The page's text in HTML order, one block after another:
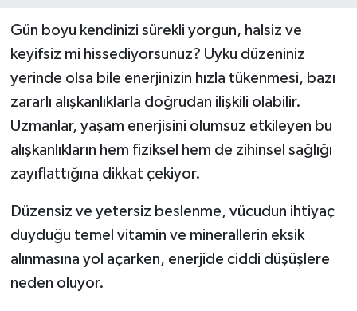
Gün boyu kendinizi sürekli yorgun, halsiz ve
keyifsiz mi hissediyorsunuz? Uyku düzeniniz
yerinde olsa bile enerjinizin hızla tükenmesi, bazı
zararlı alışkanlıklarla doğrudan ilişkili olabilir.
Uzmanlar, yaşam enerjisini olumsuz etkileyen bu
alışkanlıkların hem fiziksel hem de zihinsel sağlığı
zayıflattığına dikkat çekiyor.
Düzensiz ve yetersiz beslenme, vücudun ihtiyaç
duyduğu temel vitamin ve minerallerin eksik
alınmasına yol açarken, enerjide ciddi düşüşlere
neden oluyor.